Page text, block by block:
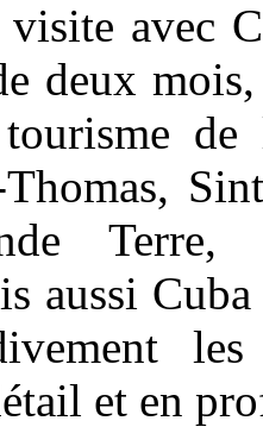
avec
deux
tourisme
Terre,
aussi
les
et en